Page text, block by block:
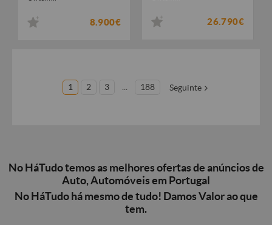
8.900€ 26.790€
1 2 3 188 Seguinte
No HáTudo temos as melhores ofertas de anúncios de
Auto, Automóveis em Portugal
No HáTudo há mesmo de tudo! Damos Valor ao que
tem.